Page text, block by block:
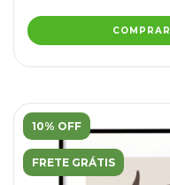
COMPRAR
10% OFF
FRETE GRÁTIS